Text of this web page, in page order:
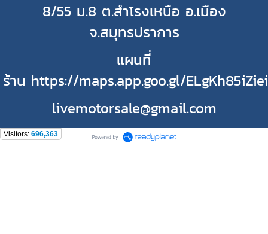
8/55 ม.8 ต.สำโรงเหนือ อ.เมือง
จ.สมุทรปราการ
แผนที่
ร้าน https://maps.app.goo.gl/
livemotorsale@gmail.com
Visitors: 696,363